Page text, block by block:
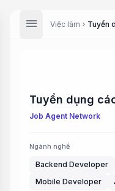
menu Việc làm chevron_right Tuyển
Tuyển dụng
Job Agent Network
Ngành nghề
Backend Developer
Mobile Developer